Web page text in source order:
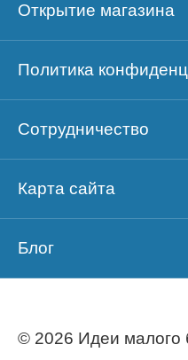
Открытие магазина
Политика
Сотрудничество
Карта сайта
Блог
© 2026 Идеи малого